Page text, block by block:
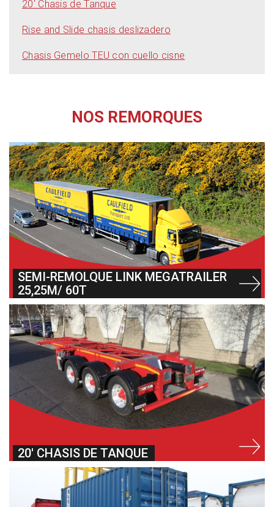
20′ Chasis de Tanque
Rise and Slide chasis deslizadero
Chasis Gemelo TEU con cuello cisne
NOS REMORQUES
SEMI-REMOLQUE LINK MEGATRAILER
25,25M/ 60T
20′ CHASIS DE TANQUE